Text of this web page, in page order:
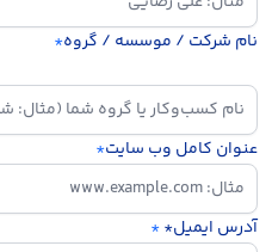
نام شرکت / موسسه / گروه*
عنوان کامل وب سایت*
آدرس ایمیل**